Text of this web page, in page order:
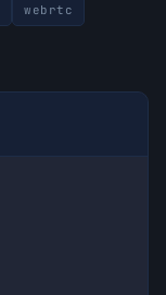
webrtc